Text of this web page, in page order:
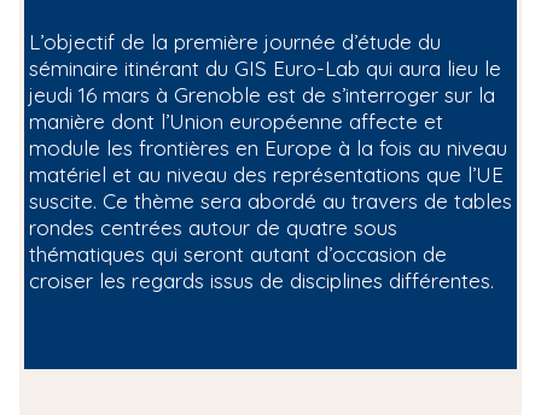
L’objectif de la première journée d’étude du
séminaire itinérant du GIS Euro-Lab qui aura lieu le
jeudi 16 mars à Grenoble est de s’interroger sur la
manière dont l’Union européenne affecte et
module les frontières en Europe à la fois au niveau
matériel et au niveau des représentations que l’UE
suscite. Ce thème sera abordé au travers de tables
rondes centrées autour de quatre sous
thématiques qui seront autant d’occasion de
croiser les regards issus de disciplines différentes.